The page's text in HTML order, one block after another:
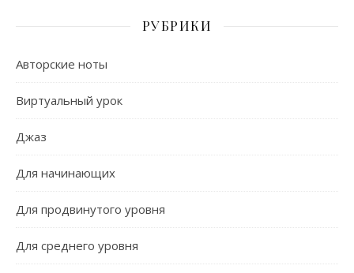
РУБРИКИ
Авторские ноты
Виртуальный урок
Джаз
Для начинающих
Для продвинутого уровня
Для среднего уровня